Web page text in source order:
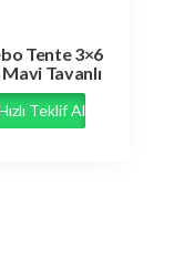
Tente 3×6
Tavanlı
Teklif Al